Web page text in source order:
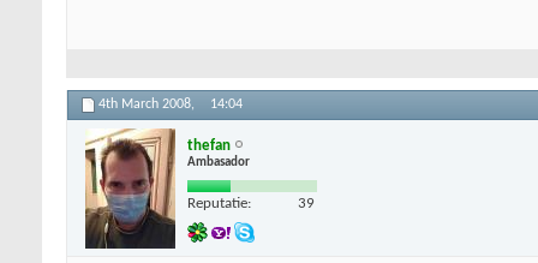
4th March 2008, 14:04
thefan
Ambasador
Reputatie: 39